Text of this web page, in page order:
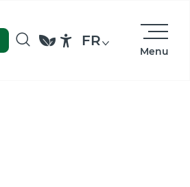
Menu
Accessibilité
FR